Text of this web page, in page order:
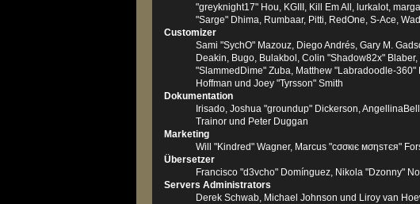
"greyknight17" Hou, KGIII, Kill Em All, lurkalot,
"Sarge" Dhima, Rumbaar, Pitti, RedOne, S-Ace,
Customizer
Sami "SychO" Mazouz, Diego Andrés, Gary M.
Deakin, Bugo, Bulakbol, Colin "Shadow82x"
"SlammedDime" Zuba, Matthew "Labradoodle-360"
Hoffman und Joey "Tyrsson" Smith
Dokumentation
Irisado, Joshua "groundup" Dickerson,
Trainor und Peter Duggan
Marketing
Will "Kindred" Wagner, Marcus "cσσкιє мσηѕтєя"
Übersetzer
Francisco "d3vcho" Domínguez, Nikola "Dzonny"
Servers Administrators
Derek Schwab, Michael Johnson und Liroy van